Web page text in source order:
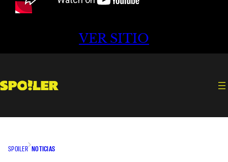
VER SITIO
SPOILER NOTICIAS